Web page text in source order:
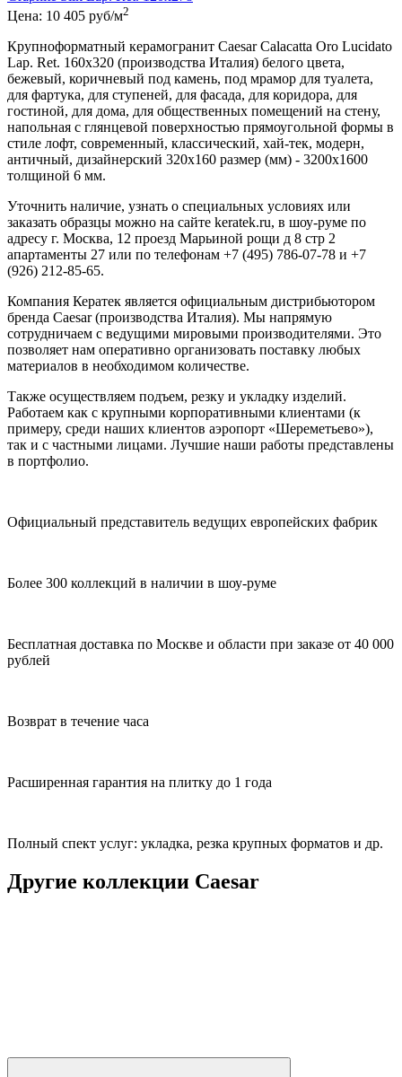
Цена: 10 405 руб/м2
Крупноформатный керамогранит Caesar Calacatta Oro Lucidato
Lap. Ret. 160x320 (производства Италия) белого цвета,
бежевый, коричневый под камень, под мрамор для туалета,
для фартука, для ступеней, для фасада, для коридора, для
гостиной, для дома, для общественных помещений на стену,
напольная с глянцевой поверхностью прямоугольной формы в
стиле лофт, современный, классический, хай-тек, модерн,
античный, дизайнерский 320х160 размер (мм) - 3200x1600
толщиной 6 мм.
Уточнить наличие, узнать о специальных условиях или
заказать образцы можно на сайте keratek.ru, в шоу-руме по
адресу г. Москва, 12 проезд Марьиной рощи д 8 стр 2
апартаменты 27 или по телефонам +7 (495) 786-07-78 и +7
(926) 212-85-65.
Компания Кератек является официальным дистрибьютором
бренда Caesar (производства Италия). Мы напрямую
сотрудничаем с ведущими мировыми производителями. Это
позволяет нам оперативно организовать поставку любых
материалов в необходимом количестве.
Также осуществляем подъем, резку и укладку изделий.
Работаем как с крупными корпоративными клиентами (к
примеру, среди наших клиентов аэропорт «Шереметьево»),
так и с частными лицами. Лучшие наши работы представлены
в портфолио.
Официальный представитель ведущих европейских фабрик
Более 300 коллекций в наличии в шоу-руме
Бесплатная доставка по Москве и области при заказе от 40 000
рублей
Возврат в течение часа
Расширенная гарантия на плитку до 1 года
Полный спект услуг: укладка, резка крупных форматов и др.
Другие коллекции Caesar